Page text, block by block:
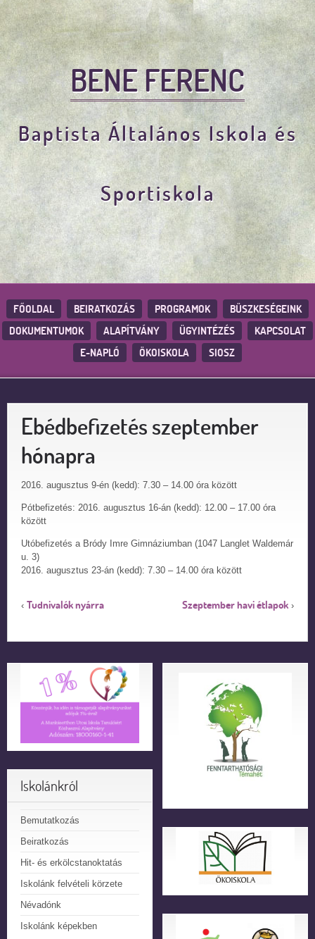
BENE FERENC
Baptista Általános Iskola és
Sportiskola
FŐOLDAL BEIRATKOZÁS PROGRAMOK
BÜSZKESÉGEINK
DOKUMENTUMOK
ALAPÍTVÁNY ÜGYINTÉZÉS
KAPCSOLAT
E-NAPLÓ
ÖKOISKOLA SIOSZ
Ebédbefizetés szeptember
hónapra
2016. augusztus 9-én (kedd): 7.30 – 14.00 óra között
Pótbefizetés: 2016. augusztus 16-án (kedd): 12.00 – 17.00 óra
között
Utóbefizetés a Bródy Imre Gimnáziumban (1047 Langlet Waldemár
u. 3)
2016. augusztus 23-án (kedd): 7.30 – 14.00 óra között
‹ Tudnivalók nyárra Szeptember havi étlapok ›
Iskolánkról
Bemutatkozás
Beiratkozás
Hit- és erkölcstanoktatás
Iskolánk felvételi körzete
Névadónk
Iskolánk képekben